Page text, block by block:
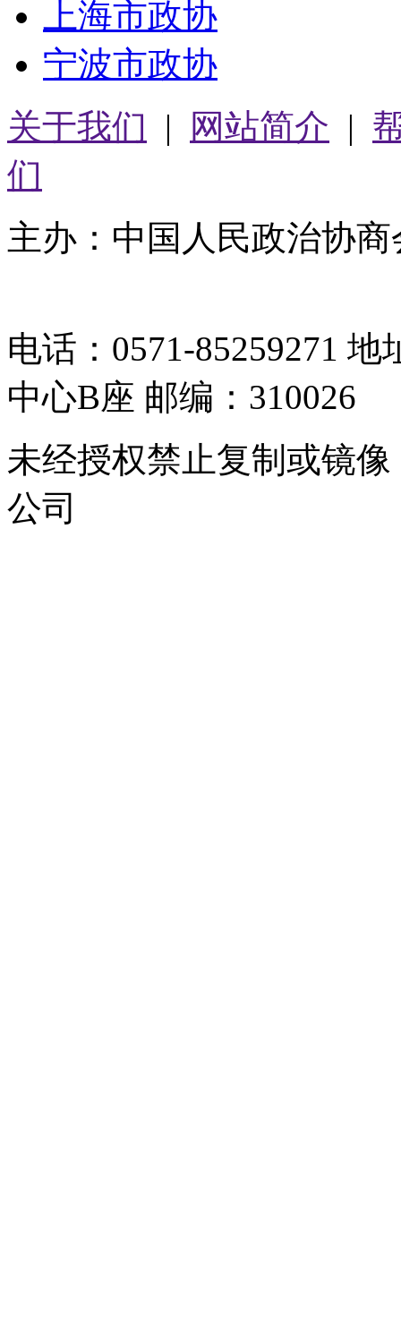
上海市政协
宁波市政协
关于我们 | 网站简介 |
们
主办：中国人民政治协
电话：0571-85259271
中心B座 邮编：310026
未经授权禁止复制或镜
公司